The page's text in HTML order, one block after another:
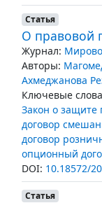
Статья
О правовой
Журнал:
Авторы:
Ахмеджанова
Ключевые
Закон о защите
договор
договор
опционный
DOI: 10.18572/
Статья